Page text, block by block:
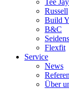
Tee
Russell
Build
B&C
Flexfit
Service
News
Über